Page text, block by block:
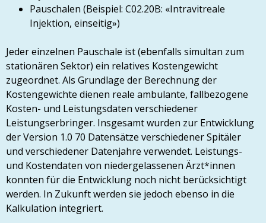
Pauschalen (Beispiel: C02.20B: «Intravitreale
Injektion, einseitig»)
Jeder einzelnen Pauschale ist (ebenfalls simultan zum
stationären Sektor) ein relatives Kostengewicht
zugeordnet. Als Grundlage der Berechnung der
Kostengewichte dienen reale ambulante, fallbezogene
Kosten- und Leistungsdaten verschiedener
Leistungserbringer. Insgesamt wurden zur Entwicklung
der Version 1.0 70 Datensätze verschiedener Spitäler
und verschiedener Datenjahre verwendet. Leistungs-
und Kostendaten von niedergelassenen Ärzt*innen
konnten für die Entwicklung noch nicht berücksichtigt
werden. In Zukunft werden sie jedoch ebenso in die
Kalkulation integriert.